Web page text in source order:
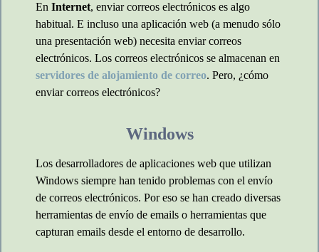
En Internet, enviar correos electrónicos es algo
habitual. E incluso una aplicación web (a menudo sólo
una presentación web) necesita enviar correos
electrónicos. Los correos electrónicos se almacenan en
servidores de alojamiento de correo. Pero, ¿cómo
enviar correos electrónicos?
Windows
Los desarrolladores de aplicaciones web que utilizan
Windows siempre han tenido problemas con el envío
de correos electrónicos. Por eso se han creado diversas
herramientas de envío de emails o herramientas que
capturan emails desde el entorno de desarrollo.